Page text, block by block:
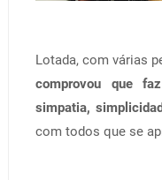
Lotada, com várias
comprovou que
simpatia,
com todos que se